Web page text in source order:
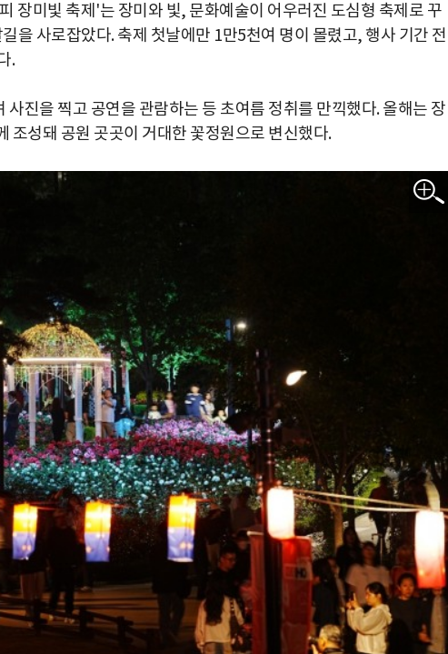
장미빛 축제'는 장미와 빛, 문화예술이 어우러진 도심형 축제로 꾸
을 사로잡았다. 축제 첫날에만 1만5천여 명이 몰렸고, 행사 기간 전
.
진을 찍고 공연을 관람하는 등 초여름 정취를 만끽했다. 올해는 장
조성돼 공원 곳곳이 거대한 꽃정원으로 변신했다.